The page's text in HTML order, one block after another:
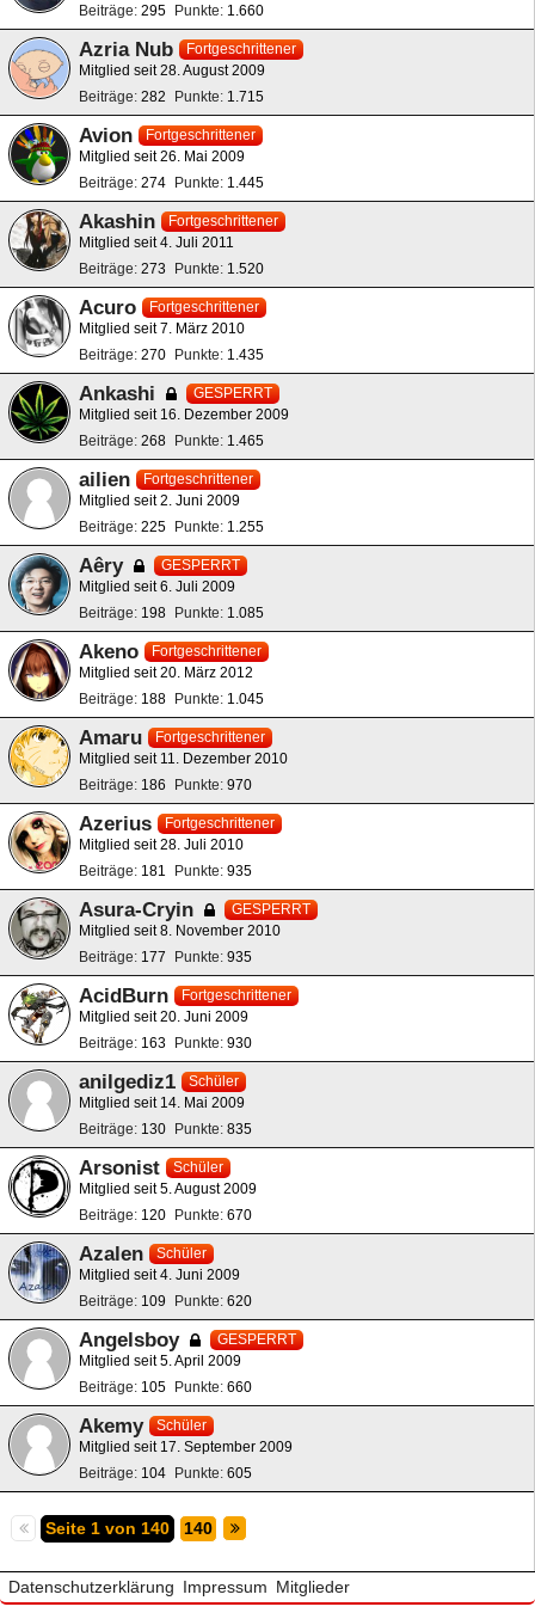
Beiträge 295 Punkte 1.660
Azria Nub
Fortgeschrittener
Mitglied seit 28. August 2009
Beiträge 282 Punkte 1.715
Avion
Fortgeschrittener
Mitglied seit 26. Mai 2009
Beiträge 274 Punkte 1.445
Akashin
Fortgeschrittener
Mitglied seit 4. Juli 2011
Beiträge 273 Punkte 1.520
Acuro
Fortgeschrittener
Mitglied seit 7. März 2010
Beiträge 270 Punkte 1.435
Ankashi
GESPERRT
Mitglied seit 16. Dezember 2009
Beiträge 268 Punkte 1.465
ailien
Fortgeschrittener
Mitglied seit 2. Juni 2009
Beiträge 225 Punkte 1.255
Aêry
GESPERRT
Mitglied seit 6. Juli 2009
Beiträge 198 Punkte 1.085
Akeno
Fortgeschrittener
Mitglied seit 20. März 2012
Beiträge 188 Punkte 1.045
Amaru
Fortgeschrittener
Mitglied seit 11. Dezember 2010
Beiträge 186 Punkte 970
Azerius
Fortgeschrittener
Mitglied seit 28. Juli 2010
Beiträge 181 Punkte 935
Asura-Cryin
GESPERRT
Mitglied seit 8. November 2010
Beiträge 177 Punkte 935
AcidBurn
Fortgeschrittener
Mitglied seit 20. Juni 2009
Beiträge 163 Punkte 930
anilgediz1
Schüler
Mitglied seit 14. Mai 2009
Beiträge 130 Punkte 835
Arsonist
Schüler
Mitglied seit 5. August 2009
Beiträge 120 Punkte 670
Azalen
Schüler
Mitglied seit 4. Juni 2009
Beiträge 109 Punkte 620
Angelsboy
GESPERRT
Mitglied seit 5. April 2009
Beiträge 105 Punkte 660
Akemy
Schüler
Mitglied seit 17. September 2009
Beiträge 104 Punkte 605
Seite 1 von 140 140
Datenschutzerklärung Impressum Mitglieder